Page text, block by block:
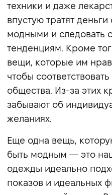
техники и даже
впустую тратят деньги
модными и следовать
тенденциям. Кроме
вещи, которые им
чтобы
общества. Из-за этих
забывают об
желаниях.
Еще одна вещь,
быть модным — это
одежды идеально
показов и идеальных